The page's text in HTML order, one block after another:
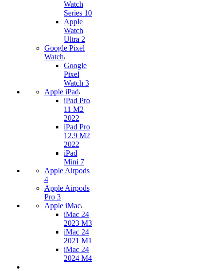
Watch
Series 10
Apple
Watch
Ultra 2
Google Pixel
Watch
Google
Pixel
Watch 3
Apple iPad
iPad Pro
11 M2
2022
iPad Pro
12.9 M2
2022
iPad
Mini 7
Apple Airpods
4
Apple Airpods
Pro 3
Apple iMac
iMac 24
2023 M3
iMac 24
2021 M1
iMac 24
2024 M4